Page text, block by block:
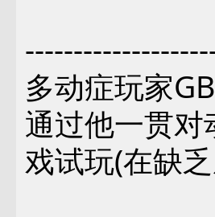
多动症玩家
通过他一贯
戏试玩(在缺